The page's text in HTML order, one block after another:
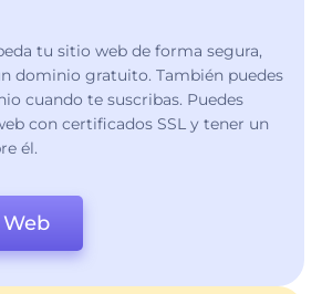
tu sitio web de forma segura,
dominio gratuito. También puedes
cuando te suscribas. Puedes
con certificados SSL y tener un
él.
Web